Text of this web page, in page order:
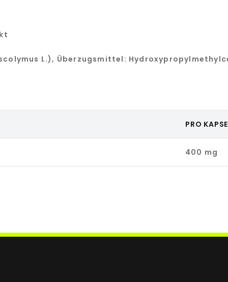
L.), Überzugsmittel:
PRO
400 mg